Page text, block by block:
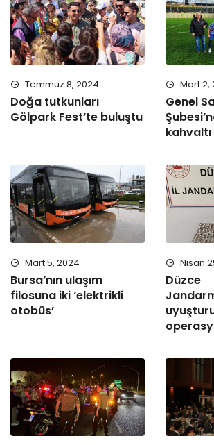
Temmuz 8, 2024
Doğa tutkunları
Gölpark Fest’te buluştu
Mart 2,
Genel
kahvaltı
Mart 5, 2024
Bursa’nın ulaşım
filosuna iki ‘elektrikli
otobüs’
Nisan
Düzce